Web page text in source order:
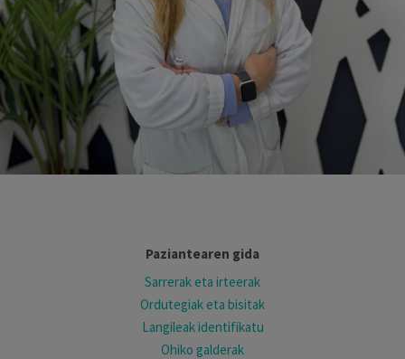
Paziantearen gida
Sarrerak eta irteerak
Ordutegiak eta bisitak
Langileak identifikatu
Ohiko galderak